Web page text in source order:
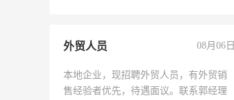
外贸人员 08月06日
本地企业，现招聘外贸人员，有外贸销
售经验者优先，待遇面议。联系郭经理